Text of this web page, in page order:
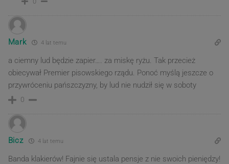
Mark 4 lat temu
a ciemny lud będzie zapier…. za miskę ryżu. Tak przecież
obiecywał Premier pisowskiego rządu. Ponoć myślą jeszcze o
przywróceniu pańszczyzny, by lud nie nudził się w soboty
0
Bicz 4 lat temu
Banda klakierów! Fajnie się ustala pensje z nie swoich pieniędzy!